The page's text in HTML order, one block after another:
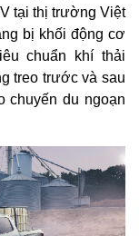
tại thị trường Việt
bị khối động cơ
chuẩn khí thải
treo trước và sau
chuyến du ngoạn